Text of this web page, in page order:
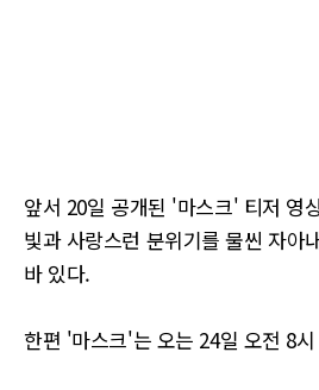
앞서 20일 공개된 '마스크' 티저 영
빛과 사랑스런 분위기를 물씬 자아
바 있다.
한편 '마스크'는 오는 24일 오전 8